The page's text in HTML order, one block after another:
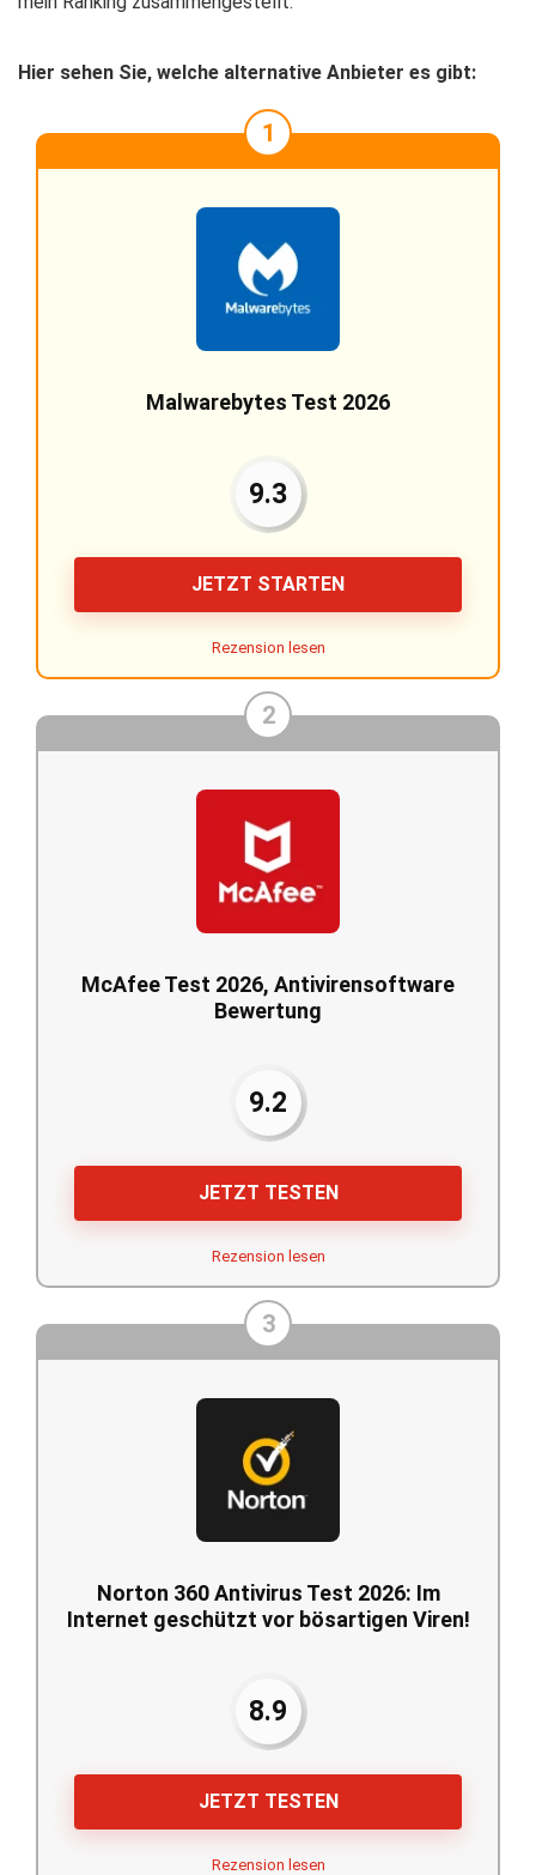
Hier sehen Sie, welche alternative Anbieter es gibt:
1
Malwarebytes Test 2026
9.3
JETZT STARTEN
Rezension lesen
2
McAfee Test 2026, Antivirensoftware
Bewertung
9.2
JETZT TESTEN
Rezension lesen
3
Norton 360 Antivirus Test 2026: Im
Internet geschützt vor bösartigen Viren!
8.9
JETZT TESTEN
Rezension lesen